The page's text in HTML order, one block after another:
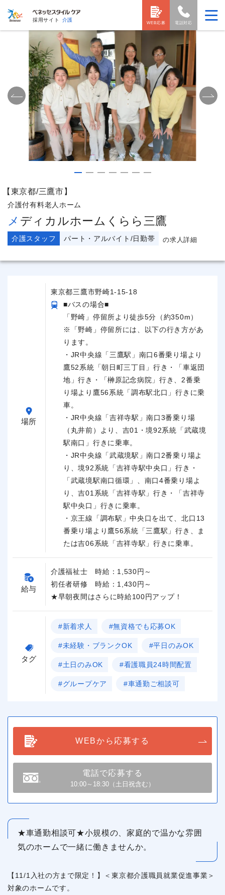
採用サイト 介護
電話対応
WEB応募
【東京都/三鷹市】
介護付有料老人ホーム
メディカルホームくらら三鷹
介護スタッフ パート・アルバイト/日勤帯 の求人詳細
場所
東京都三鷹市野崎1-15-18
■バスの場合■
「野崎」停留所より徒歩5分（約350m）
※「野崎」停留所には、以下の行き方があ
ります。
・JR中央線「三鷹駅」南口6番乗り場より
鷹52系統「朝日町三丁目」行き・「車返団
地」行き・「榊原記念病院」行き、2番乗
り場より鷹56系統「調布駅北口」行きに乗
車。
・JR中央線「吉祥寺駅」南口3番乗り場
（丸井前）より、吉01・境92系統「武蔵境
駅南口」行きに乗車。
・JR中央線「武蔵境駅」南口2番乗り場よ
り、境92系統「吉祥寺駅中央口」行き・
「武蔵境駅南口循環」、南口4番乗り場よ
り、吉01系統「吉祥寺駅」行き・「吉祥寺
駅中央口」行きに乗車。
・京王線「調布駅」中央口を出て、北口13
番乗り場より鷹56系統「三鷹駅」行き、ま
たは吉06系統「吉祥寺駅」行きに乗車。
給与
介護福祉士 時給：1,530円～
初任者研修 時給：1,430円～
★早朝夜間はさらに時給100円アップ！
タグ
#新着求人 #無資格でも応募OK
#未経験・ブランクOK #平日のみOK
#土日のみOK #看護職員24時間配置
#グループケア #車通勤ご相談可
WEBから応募する
電話で応募する
10:00～18:30（土日祝含む）
★車通勤相談可★小規模の、家庭的で温かな雰囲
気のホームで一緒に働きませんか。
【11/1入社の方まで限定！】＜東京都介護職員就業促進事業＞
対象のホームです。